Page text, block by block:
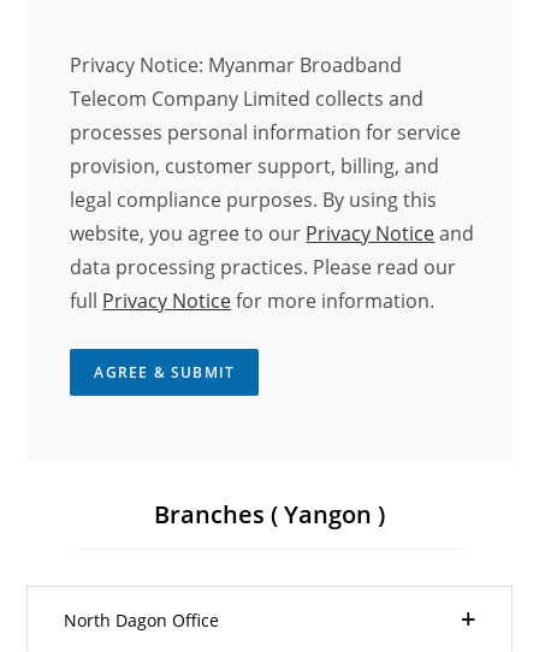
Privacy Notice: Myanmar Broadband
Telecom Company Limited collects and
processes personal information for service
provision, customer support, billing, and
legal compliance purposes. By using this
website, you agree to our Privacy Noticeand
data processing practices. Please read our
full Privacy Noticefor more information.
AGREE & SUBMIT
Branches ( Yangon )
North Dagon Office